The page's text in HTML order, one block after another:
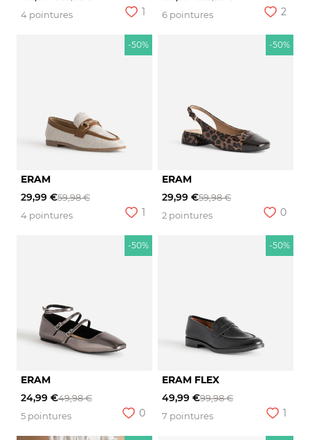
4 pointures
1
6 pointures
2
-50%
ERAM
29,99 €59,98 €
4 pointures
1
-50%
ERAM
29,99 €59,98 €
2 pointures
0
-50%
ERAM
24,99 €49,98 €
5 pointures
0
-50%
ERAM FLEX
49,99 €99,98 €
7 pointures
1